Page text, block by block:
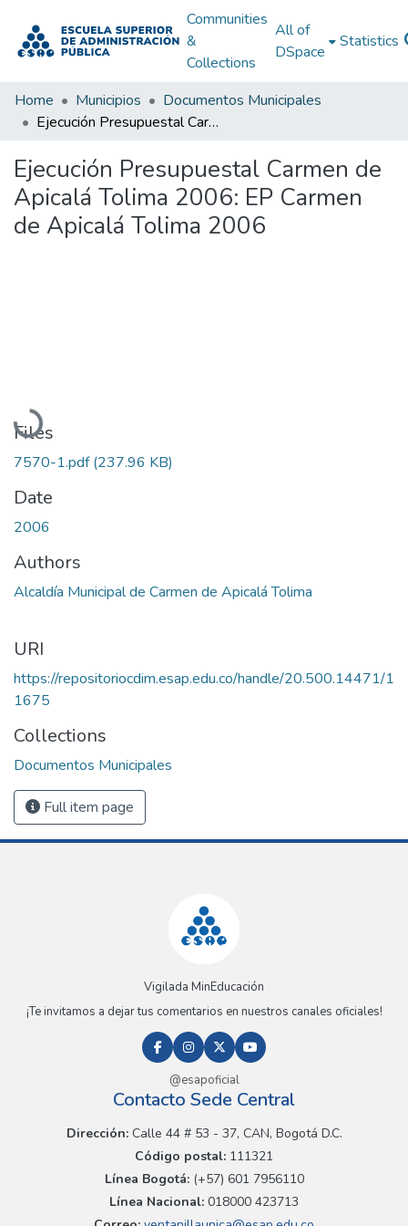
Communities
&
Collections
All of
DSpace
Statistics
Home Municipios
Documentos Municipales
Ejecución Presupuestal Carmen de Apicalá Tolima 2006: EP Carmen de Apicalá Tolima 2006
Ejecución Presupuestal Carmen de
Apicalá Tolima 2006: EP Carmen
de Apicalá Tolima 2006
Loading...
Files
7570-1.pdf(237.96 KB)
Date
2006
Authors
Alcaldía Municipal de Carmen de Apicalá Tolima
URI
https://repositoriocdim.esap.edu.co/handle/20.500.14471/1
1675
Collections
Documentos Municipales
Full item page
Vigilada MinEducación
¡Te invitamos a dejar tus comentarios en nuestros canales oficiales!
@esapoficial
Contacto Sede Central
Dirección:Calle 44 # 53 - 37, CAN, Bogotá D.C.
Código postal: 111321
Línea Bogotá:(+57) 601 7956110
Línea Nacional: 018000 423713